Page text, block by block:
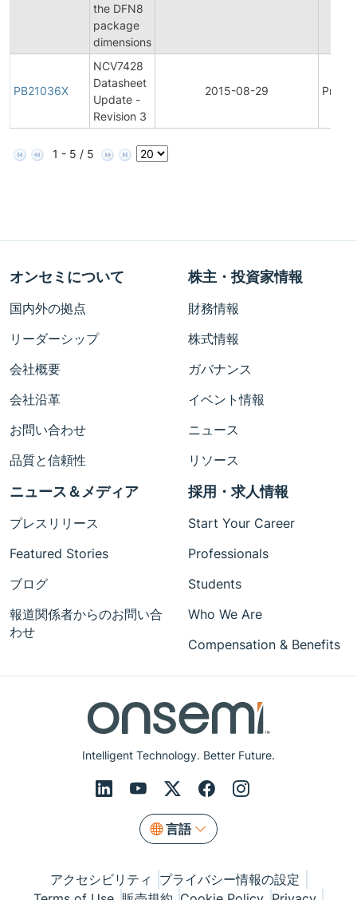
the DFN8
package
dimensions
PB21036X
NCV7428
Datasheet
Update -
Revision 3
2015-08-29
1 - 5 / 5
Intelligent Technology. Better Future.
言語
オンセミについて
国内外の拠点
リーダーシップ
会社概要
会社沿革
お問い合わせ
品質と信頼性
株主・投資家情報
財務情報
株式情報
ガバナンス
イベント情報
ニュース
リソース
ニュース＆メディア
プレスリリース
Featured Stories
ブログ
報道関係者からのお問い合
わせ
採用・求人情報
Start Your Career
Professionals
Students
Who We Are
Compensation & Benefits
アクセシビリティ
プライバシー情報の設定